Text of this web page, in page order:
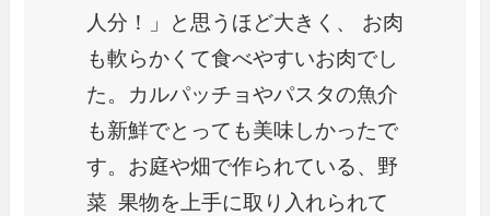
人分！」と思うほど大きく、 お肉
も軟らかくて食べやすいお肉でし
た。カルパッチョやパスタの魚介
も新鮮でとっても美味しかったで
す。お庭や畑で作られている、野
菜 果物を上手に取り入れられて